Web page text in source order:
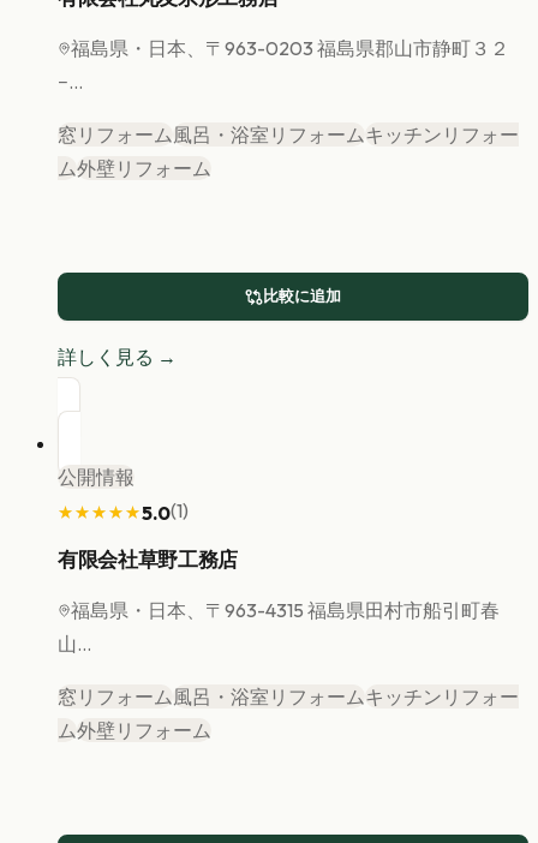
福島県 ・日本、〒963-0203 福島県郡山市静町３２
−...
窓リフォーム 風呂・浴室リフォームキッチンリフォー
ム外壁リフォーム
比較に追加
詳しく見る →
公開情報
★★★★★
★★★★★5.0(1)
有限会社草野工務店
福島県 ・日本、〒963-4315 福島県田村市船引町春
山...
窓リフォーム 風呂・浴室リフォームキッチンリフォー
ム外壁リフォーム